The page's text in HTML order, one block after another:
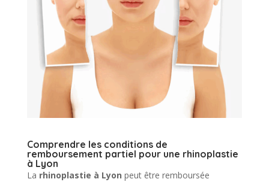
Comprendre les conditions de
remboursement partiel pour une rhinoplastie
à Lyon
La rhinoplastie à Lyon peut être remboursée